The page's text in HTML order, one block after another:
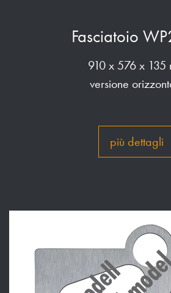
Fasciatoio
910 x 576 x 135
versione
più dettagli